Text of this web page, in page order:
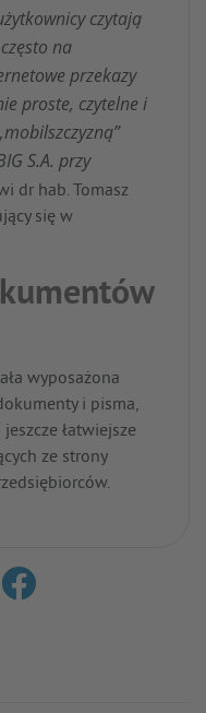
czytają
na
przekazy
proste, czytelne i
S.A. przy
dr hab. Tomasz
się w
wyposażona
i pisma,
łatwiejsze
ze strony